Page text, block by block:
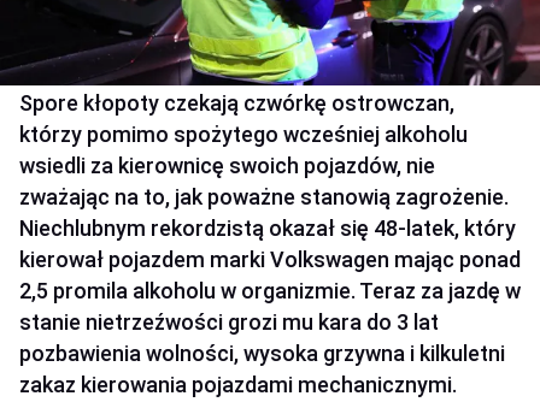
Spore kłopoty czekają czwórkę ostrowczan,
którzy pomimo spożytego wcześniej alkoholu
wsiedli za kierownicę swoich pojazdów, nie
zważając na to, jak poważne stanowią zagrożenie.
Niechlubnym rekordzistą okazał się 48-latek, który
kierował pojazdem marki Volkswagen mając ponad
2,5 promila alkoholu w organizmie. Teraz za jazdę w
stanie nietrzeźwości grozi mu kara do 3 lat
pozbawienia wolności, wysoka grzywna i kilkuletni
zakaz kierowania pojazdami mechanicznymi.